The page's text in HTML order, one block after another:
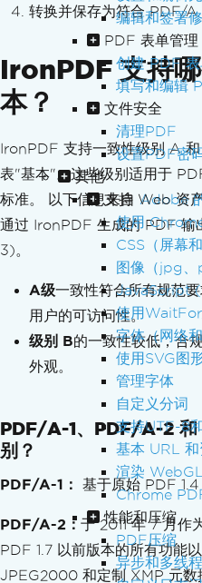
编辑和签署
PDF 表单管理
创建 PDF
填写和编辑
文件安全
清理PDF
设置PDF密
其他
支持 Web 资
使用
CSS（屏幕和
图像（jpg、
JavaScript (
使用
字体（网络
使用SVG图
管理字体
自定义分词
支持UTF-8
基本 URL 和
渲染
Chrome
性能和压缩
PDF压缩
异步和多线程
转换并保存为符合 PDF/A
IronPDF 支持
本？
IronPDF 支持一致性级别 A
表"基本"。这些级别适用于
标准。 以下信息来自Adobe
通过 IronPDF 生成的 PDF
3)。
A级一致性符合所有规范
用户的可访问性。
级别 B的一致性较低，合
外观。
PDF/A-1、PDF/A-2
别？
PDF/A-1： 基于原始 PDF
PDF/A-2： 于 2011 年 7 月作
PDF 1.7 以前版本的所有功能
JPEG2000 和定制 XMP 元数